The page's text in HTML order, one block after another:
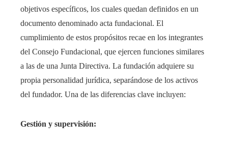
objetivos específicos, los cuales quedan definidos en un
documento denominado acta fundacional. El
cumplimiento de estos propósitos recae en los integrantes
del Consejo Fundacional, que ejercen funciones similares
a las de una Junta Directiva. La fundación adquiere su
propia personalidad jurídica, separándose de los activos
del fundador. Una de las diferencias clave incluyen:
Gestión y supervisión: